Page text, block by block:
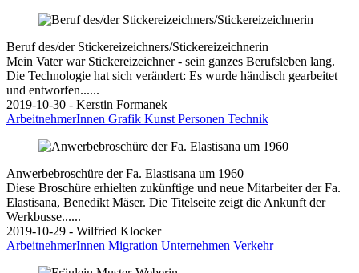
Beruf des/der Stickereizeichners/Stickereizeichnerin
Mein Vater war Stickereizeichner - sein ganzes Berufsleben lang.
Die Technologie hat sich verändert: Es wurde händisch gearbeitet
und entworfen......
2019-10-30 - Kerstin Formanek
ArbeitnehmerInnen Grafik Kunst Personen Technik
Anwerbebroschüre der Fa. Elastisana um 1960
Diese Broschüre erhielten zukünftige und neue Mitarbeiter der Fa.
Elastisana, Benedikt Mäser. Die Titelseite zeigt die Ankunft der
Werkbusse......
2019-10-29 - Wilfried Klocker
ArbeitnehmerInnen Migration Unternehmen Verkehr